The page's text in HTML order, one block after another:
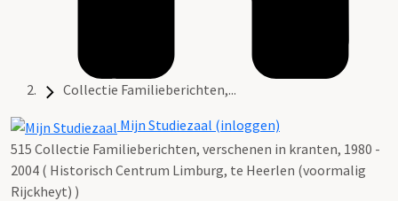
Collectie Familieberichten,...
Mijn Studiezaal (inloggen)
515 Collectie Familieberichten, verschenen in kranten, 1980 -
2004 ( Historisch Centrum Limburg, te Heerlen (voormalig
Rijckheyt) )